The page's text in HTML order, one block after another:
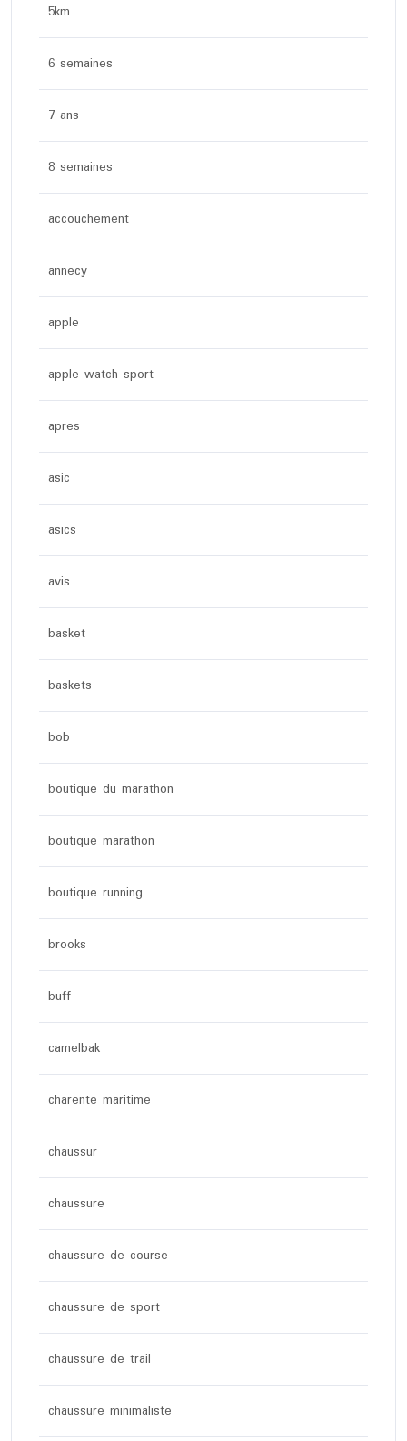
5km
6 semaines
7 ans
8 semaines
accouchement
annecy
apple
apple watch sport
apres
asic
asics
avis
basket
baskets
bob
boutique du marathon
boutique marathon
boutique running
brooks
buff
camelbak
charente maritime
chaussur
chaussure
chaussure de course
chaussure de sport
chaussure de trail
chaussure minimaliste